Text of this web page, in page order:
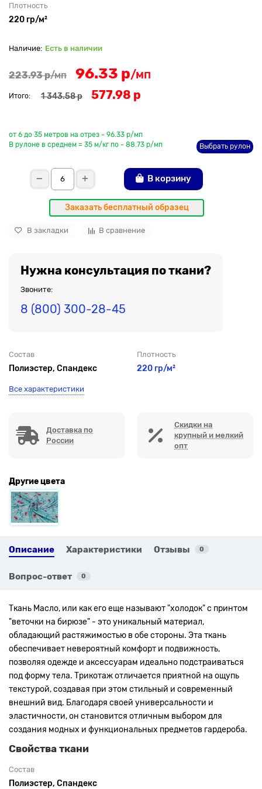
Плотность
220 гр/м²
Есть в наличии
223.93 р/мп 96.33 р/мп
Итого: 1 343.58 р 577.98 р
от 6 до 35 метров на отрез - 96.33 р/мп
В рулоне в среднем = 35 м/кг по - 88.73 р/мп
Выбрать рулон
В корзину
Заказать бесплатный образец
В закладки В сравнение
Нужна консультация по ткани?
Звоните:
8 (800) 300-28-45
Состав
Полиэстер, Спандекс
Плотность
220 гр/м²
Все характеристики
Доставка по
России
Скидки на
крупный и мелкий
опт
Другие цвета
Описание Характеристики Отзывы 0
Вопрос-ответ 0
Ткань Масло, или как его еще называют "холодок" с принтом
"веточки на бирюзе" - это уникальный материал,
обладающий растяжимостью в обе стороны. Эта ткань
обеспечивает невероятный комфорт и подвижность,
позволяя одежде и аксессуарам идеально подстраиваться
под форму тела. Трикотаж отличается приятной на ощупь
текстурой, создавая при этом стильный и современный
внешний вид. Благодаря своей универсальности и
эластичности, он становится отличным выбором для
создания модных и функциональных предметов гардероба.
Свойства ткани
Состав
Полиэстер, Спандекс